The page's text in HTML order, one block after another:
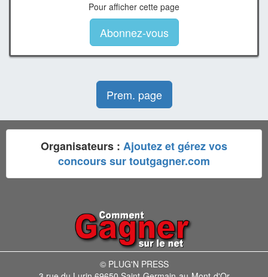
Pour afficher cette page
Abonnez-vous
Prem. page
Organisateurs : Ajoutez et gérez vos
concours sur toutgagner.com
© PLUG'N PRESS